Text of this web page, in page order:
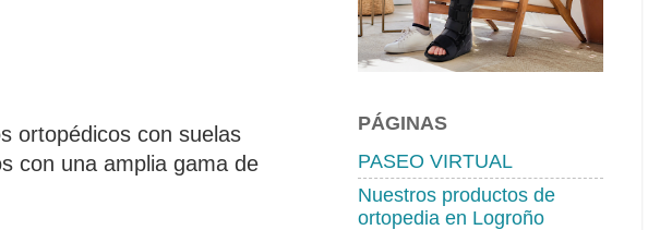
ortopédicos con suelas
con una amplia gama de
PÁGINAS
PASEO VIRTUAL
Nuestros productos de
ortopedia en Logroño